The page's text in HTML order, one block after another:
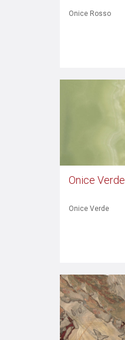
Onice Rosso
Onice Verde
Onice Verde